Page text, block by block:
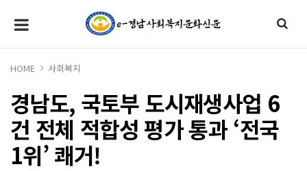
HOME 사회복지
경남도, 국토부 도시재생사업 6
건 전체 적합성 평가 통과 ‘전국
1위’ 쾌거!